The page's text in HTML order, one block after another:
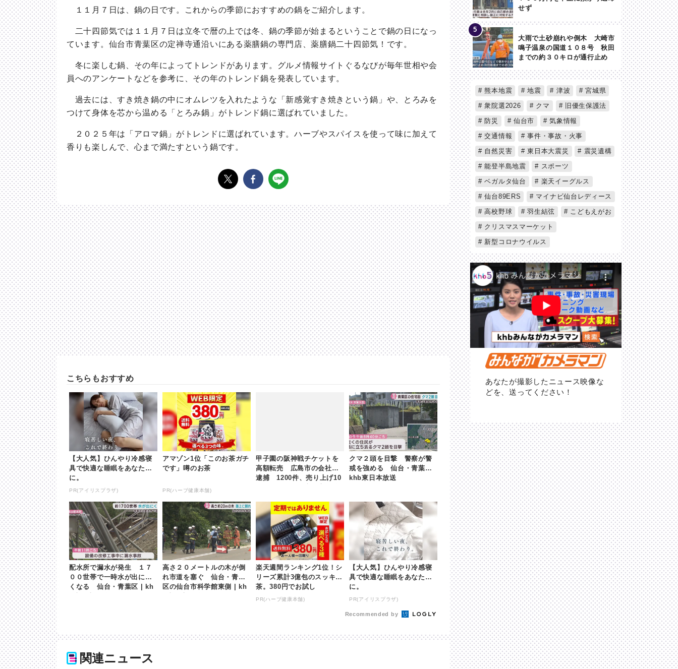
１１月７日は、鍋の日です。これからの季節におすすめの鍋をご紹介します。
二十四節気では１１月７日は立冬で暦の上では冬、鍋の季節が始まるということで鍋の日になっ
ています。仙台市青葉区の定禅寺通沿いにある薬膳鍋の専門店、薬膳鍋二十四節気！です。
冬に楽しむ鍋、その年によってトレンドがあります。グルメ情報サイトぐるなびが毎年世相や会
員へのアンケートなどを参考に、その年のトレンド鍋を発表しています。
過去には、すき焼き鍋の中にオムレツを入れたような「新感覚すき焼きという鍋」や、とろみを
つけて身体を芯から温める「とろみ鍋」がトレンド鍋に選ばれていました。
２０２５年は「アロマ鍋」がトレンドに選ばれています。ハーブやスパイスを使って味に加えて
香りも楽しんで、心まで満たすという鍋です。
こちらもおすすめ
【大人気】ひんやり冷感寝
具で快適な睡眠をあなた
に。
PR(アイリスプラザ)
アマゾン1位「このお茶ガチ
です」噂のお茶
PR(ハーブ健康本舗)
甲子園の阪神戦チケットを
高額転売 広島市の会社員
逮捕 1200件、売り上げ10
クマ２頭を目撃 警察が警
戒を強める 仙台・青葉区 |
khb東日本放送
配水所で漏水が発生 １７
００世帯で一時水が出にく
くなる 仙台・青葉区 | kh
高さ２０メートルの木が倒
れ市道を塞ぐ 仙台・青葉
区の仙台市科学館東側 | kh
楽天週間ランキング1位！シ
リーズ累計3億包のスッキリ
茶。380円でお試し
PR(ハーブ健康本舗)
【大人気】ひんやり冷感寝
具で快適な睡眠をあなた
に。
PR(アイリスプラザ)
Recommended by
関連ニュース
せず
大雨で土砂崩れや倒木 大崎市
鳴子温泉の国道１０８号 秋田
までの約３０キロが通行止め
熊本地震 地震 津波
宮城県
衆院選2026
クマ
旧優生保護法
防災
仙台市
気象情報
交通情報
事件・事故・火事
自然災害
東日本大震災
震災遺構
能登半島地震
スポーツ
ベガルタ仙台
楽天イーグルス
仙台89ERS
マイナビ仙台レディース
高校野球
羽生結弦
こどもえがお
クリスマスマーケット
新型コロナウイルス
あなたが撮影したニュース映像な
どを、送ってください！